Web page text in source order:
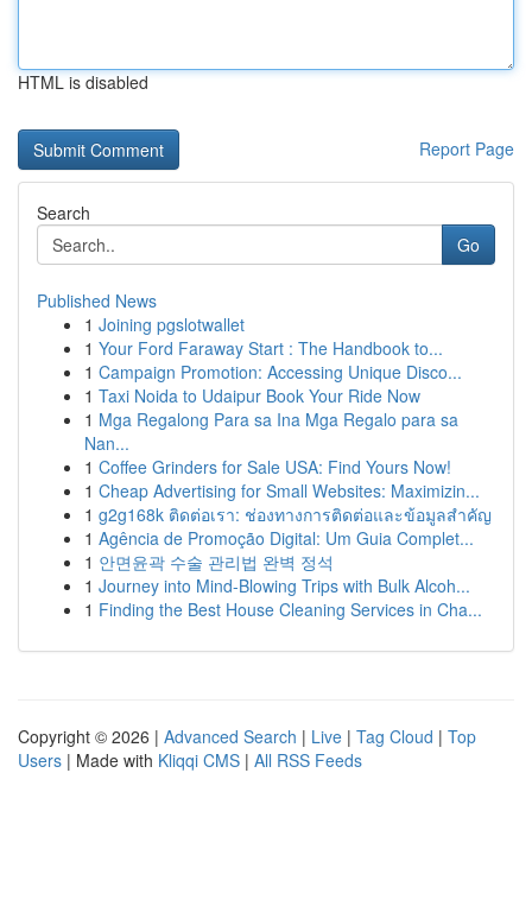
HTML is disabled
Report Page
Search
Go
Published News
1 Joining pgslotwallet
1 Your Ford Faraway Start : The Handbook to...
1 Campaign Promotion: Accessing Unique Disco...
1 Taxi Noida to Udaipur Book Your Ride Now
1 Mga Regalong Para sa Ina Mga Regalo para sa
Nan...
1 Coffee Grinders for Sale USA: Find Yours Now!
1 Cheap Advertising for Small Websites: Maximizin...
1 g2g168k ติดต่อเรา: ช่องทางการติดต่อและข้อมูลสำคัญ
1 Agência de Promoção Digital: Um Guia Complet...
1 안면윤곽 수술 관리법 완벽 정석
1 Journey into Mind-Blowing Trips with Bulk Alcoh...
1 Finding the Best House Cleaning Services in Cha...
Copyright © 2026 | Advanced Search | Live | Tag Cloud | Top
Users | Made with Kliqqi CMS | All RSS Feeds